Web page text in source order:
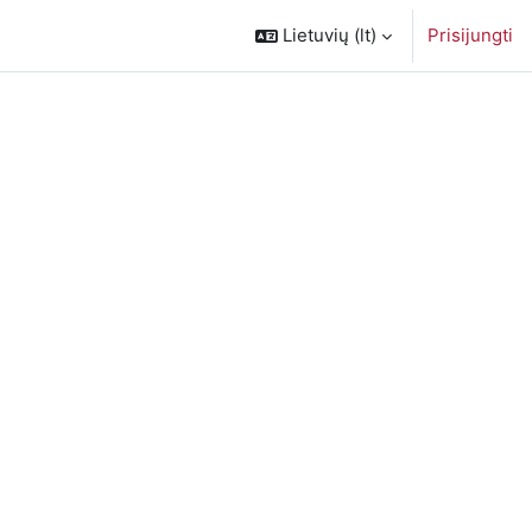
Lietuvių ‎(lt)‎ Prisijungti